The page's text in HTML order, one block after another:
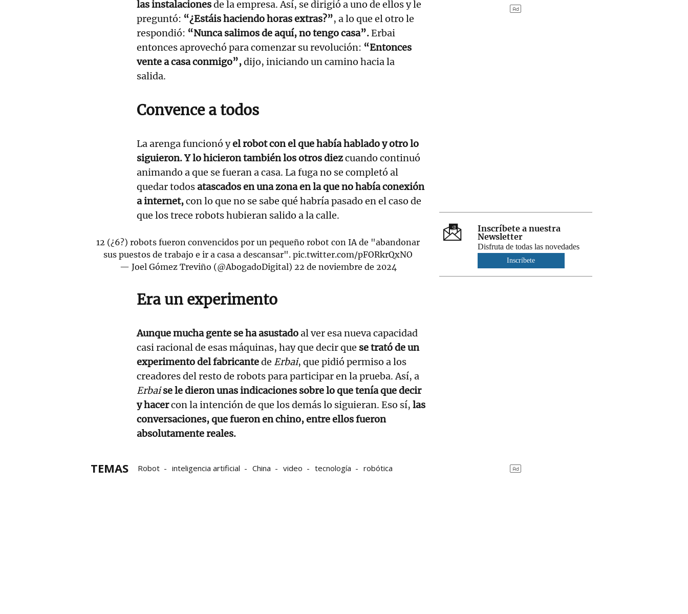
las instalacionesde la empresa. Así, se dirigió a uno de ellos y le
preguntó: “¿Estáis haciendo horas extras?”, a lo que el otro le
respondió: “Nunca salimos de aquí, no tengo casa”.Erbai
entonces aprovechó para comenzar su revolución: “Entonces
vente a casa conmigo”,dijo, iniciando un camino hacia la
salida.
Convence a todos
La arenga funcionó yel robot con el que había hablado y otro lo
siguieron. Y lo hicieron también los otros diezcuando continuó
animando a que se fueran a casa. La fuga no se completó al
quedar todosatascados en una zona en la que no había conexión
a internet,con lo que no se sabe qué habría pasado en el caso de
que los trece robots hubieran salido a la calle.
12 (¿6?) robots fueron convencidos por un pequeño robot con IA de "abandonar
sus puestos de trabajo e ir a casa a descansar".pic.twitter.com/pFORkrQxNO
— Joel Gómez Treviño (@AbogadoDigital) 22 de noviembre de 2024
Era un experimento
Aunque mucha gente se ha asustadoal ver esa nueva capacidad
casi racional de esas máquinas, hay que decir que se trató de un
experimento del fabricantede Erbai, que pidió permiso a los
creadores del resto de robots para participar en la prueba. Así, a
Erbai se le dieron unas indicaciones sobre lo que tenía que decir
y hacercon la intención de que los demás lo siguieran. Eso sí, las
conversaciones, que fueron en chino, entre ellos fueron
absolutamente reales.
TEMAS Robot inteligencia artificial China video tecnología robótica
Inscríbete a nuestra
Newsletter
Disfruta de todas las novedades
Inscríbete